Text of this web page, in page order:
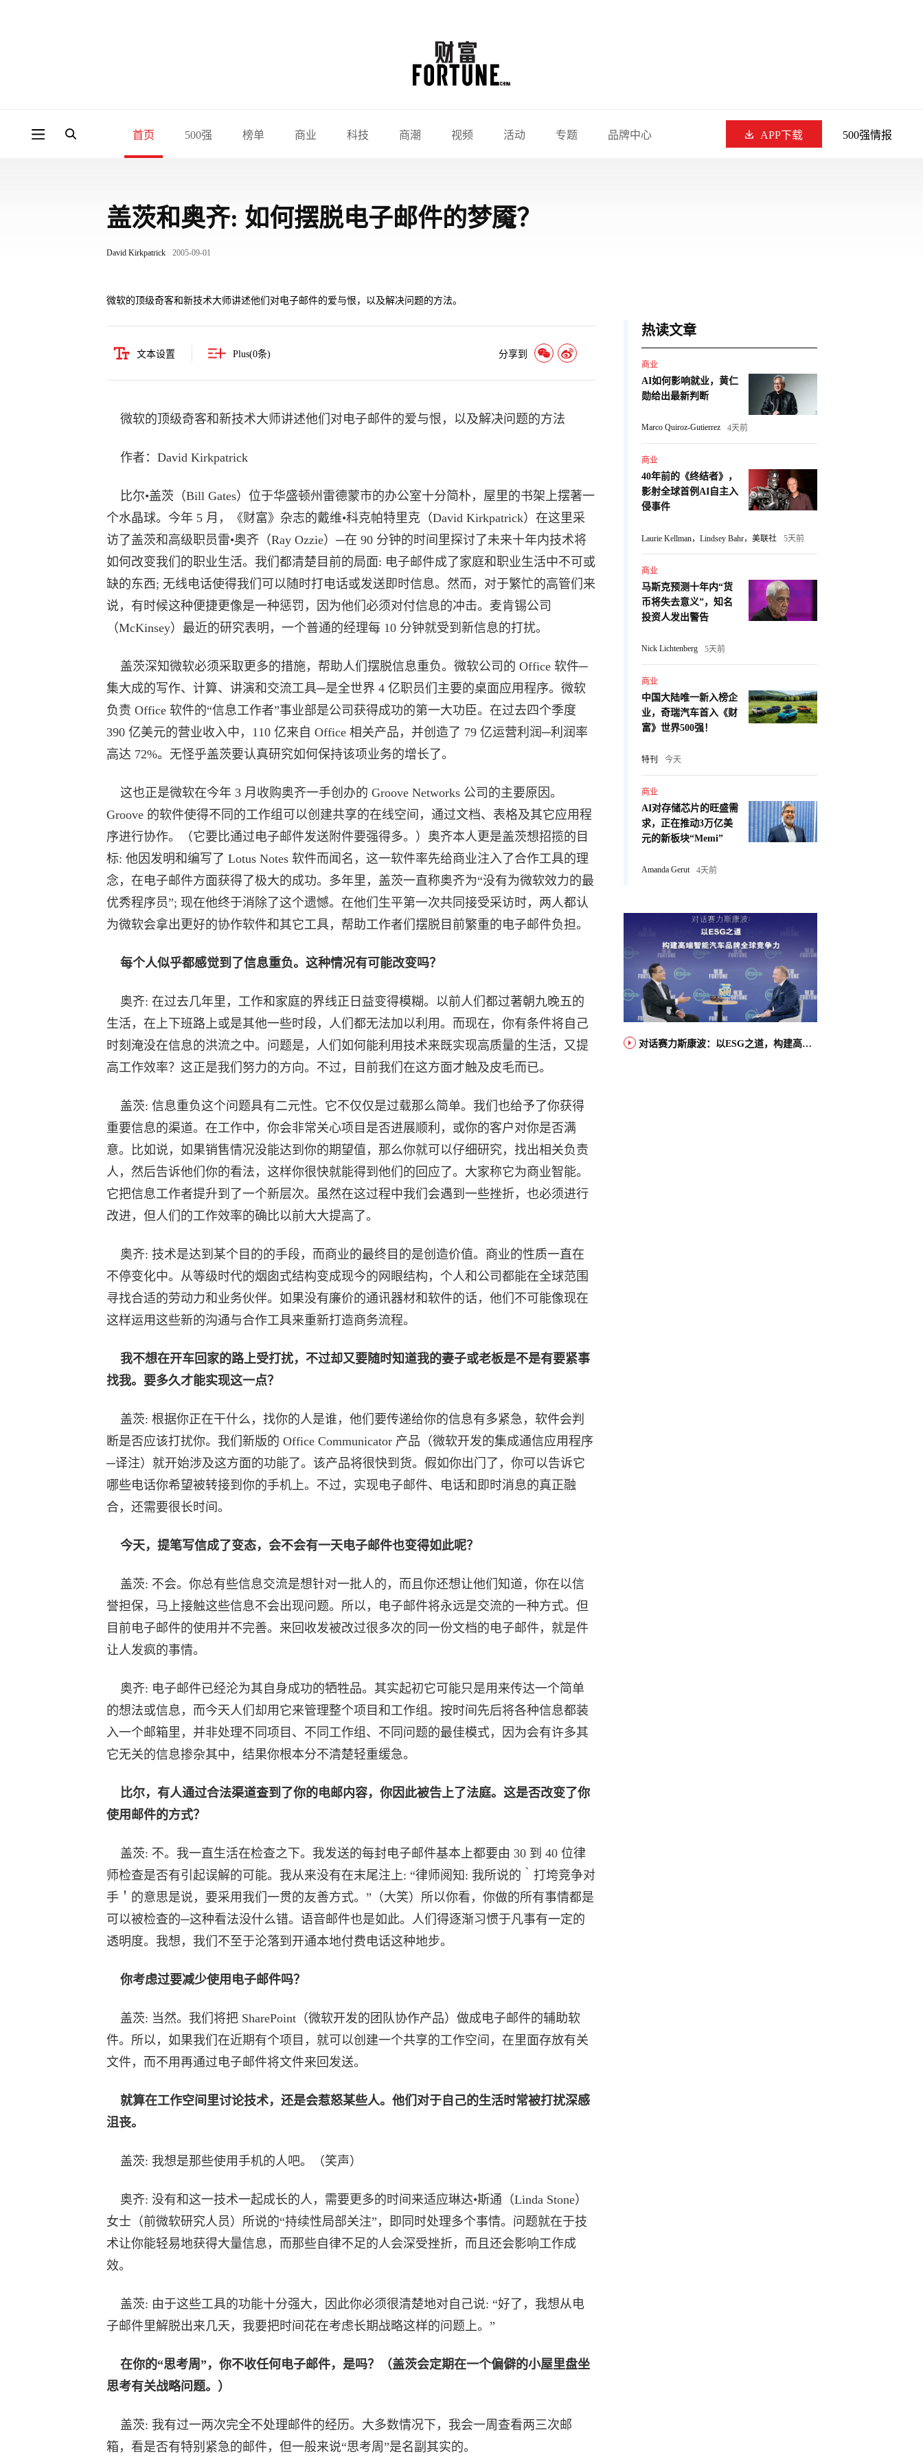
首页 500强 榜单 商业 科技 商潮 视频 活动 专题 品牌中心 APP下载 500强情报
盖茨和奥齐: 如何摆脱电子邮件的梦魇？
David Kirkpatrick 2005-09-01
微软的顶级奇客和新技术大师讲述他们对电子邮件的爱与恨，以及解决问题的方法。
文本设置 Plus(0条) 分享到
微软的顶级奇客和新技术大师讲述他们对电子邮件的爱与恨，以及解决问题的方法
作者：David Kirkpatrick
比尔•盖茨（Bill Gates）位于华盛顿州雷德蒙市的办公室十分简朴，屋里的书架上摆著一
个水晶球。今年 5 月，《财富》杂志的戴维•科克帕特里克（David Kirkpatrick）在这里采
访了盖茨和高级职员雷•奥齐（Ray Ozzie）─在 90 分钟的时间里探讨了未来十年内技术将
如何改变我们的职业生活。我们都清楚目前的局面: 电子邮件成了家庭和职业生活中不可或
缺的东西; 无线电话使得我们可以随时打电话或发送即时信息。然而，对于繁忙的高管们来
说，有时候这种便捷更像是一种惩罚，因为他们必须对付信息的冲击。麦肯锡公司
（McKinsey）最近的研究表明，一个普通的经理每 10 分钟就受到新信息的打扰。
盖茨深知微软必须采取更多的措施，帮助人们摆脱信息重负。微软公司的 Office 软件─
集大成的写作、计算、讲演和交流工具─是全世界 4 亿职员们主要的桌面应用程序。微软
负责 Office 软件的“信息工作者”事业部是公司获得成功的第一大功臣。在过去四个季度
390 亿美元的营业收入中，110 亿来自 Office 相关产品，并创造了 79 亿运营利润─利润率
高达 72%。无怪乎盖茨要认真研究如何保持该项业务的增长了。
这也正是微软在今年 3 月收购奥齐一手创办的 Groove Networks 公司的主要原因。
Groove 的软件使得不同的工作组可以创建共享的在线空间，通过文档、表格及其它应用程
序进行协作。（它要比通过电子邮件发送附件要强得多。）奥齐本人更是盖茨想招揽的目
标: 他因发明和编写了 Lotus Notes 软件而闻名，这一软件率先给商业注入了合作工具的理
念，在电子邮件方面获得了极大的成功。多年里，盖茨一直称奥齐为“没有为微软效力的最
优秀程序员”; 现在他终于消除了这个遗憾。在他们生平第一次共同接受采访时，两人都认
为微软会拿出更好的协作软件和其它工具，帮助工作者们摆脱目前繁重的电子邮件负担。
每个人似乎都感觉到了信息重负。这种情况有可能改变吗？
奥齐: 在过去几年里，工作和家庭的界线正日益变得模糊。以前人们都过著朝九晚五的
生活，在上下班路上或是其他一些时段，人们都无法加以利用。而现在，你有条件将自己
时刻淹没在信息的洪流之中。问题是，人们如何能利用技术来既实现高质量的生活，又提
高工作效率？这正是我们努力的方向。不过，目前我们在这方面才触及皮毛而已。
盖茨: 信息重负这个问题具有二元性。它不仅仅是过载那么简单。我们也给予了你获得
重要信息的渠道。在工作中，你会非常关心项目是否进展顺利，或你的客户对你是否满
意。比如说，如果销售情况没能达到你的期望值，那么你就可以仔细研究，找出相关负责
人，然后告诉他们你的看法，这样你很快就能得到他们的回应了。大家称它为商业智能。
它把信息工作者提升到了一个新层次。虽然在这过程中我们会遇到一些挫折，也必须进行
改进，但人们的工作效率的确比以前大大提高了。
奥齐: 技术是达到某个目的的手段，而商业的最终目的是创造价值。商业的性质一直在
不停变化中。从等级时代的烟囱式结构变成现今的网眼结构，个人和公司都能在全球范围
寻找合适的劳动力和业务伙伴。如果没有廉价的通讯器材和软件的话，他们不可能像现在
这样运用这些新的沟通与合作工具来重新打造商务流程。
我不想在开车回家的路上受打扰，不过却又要随时知道我的妻子或老板是不是有要紧事
找我。要多久才能实现这一点？
盖茨: 根据你正在干什么，找你的人是谁，他们要传递给你的信息有多紧急，软件会判
断是否应该打扰你。我们新版的 Office Communicator 产品（微软开发的集成通信应用程序
─译注）就开始涉及这方面的功能了。该产品将很快到货。假如你出门了，你可以告诉它
哪些电话你希望被转接到你的手机上。不过，实现电子邮件、电话和即时消息的真正融
合，还需要很长时间。
今天，提笔写信成了变态，会不会有一天电子邮件也变得如此呢？
盖茨: 不会。你总有些信息交流是想针对一批人的，而且你还想让他们知道，你在以信
誉担保，马上接触这些信息不会出现问题。所以，电子邮件将永远是交流的一种方式。但
目前电子邮件的使用并不完善。来回收发被改过很多次的同一份文档的电子邮件，就是件
让人发疯的事情。
奥齐: 电子邮件已经沦为其自身成功的牺牲品。其实起初它可能只是用来传达一个简单
的想法或信息，而今天人们却用它来管理整个项目和工作组。按时间先后将各种信息都装
入一个邮箱里，并非处理不同项目、不同工作组、不同问题的最佳模式，因为会有许多其
它无关的信息掺杂其中，结果你根本分不清楚轻重缓急。
比尔，有人通过合法渠道查到了你的电邮内容，你因此被告上了法庭。这是否改变了你
使用邮件的方式？
盖茨: 不。我一直生活在检查之下。我发送的每封电子邮件基本上都要由 30 到 40 位律
师检查是否有引起误解的可能。我从来没有在末尾注上: “律师阅知: 我所说的｀打垮竞争对
手＇的意思是说，要采用我们一贯的友善方式。”（大笑）所以你看，你做的所有事情都是
可以被检查的─这种看法没什么错。语音邮件也是如此。人们得逐渐习惯于凡事有一定的
透明度。我想，我们不至于沦落到开通本地付费电话这种地步。
你考虑过要减少使用电子邮件吗？
盖茨: 当然。我们将把 SharePoint（微软开发的团队协作产品）做成电子邮件的辅助软
件。所以，如果我们在近期有个项目，就可以创建一个共享的工作空间，在里面存放有关
文件，而不用再通过电子邮件将文件来回发送。
就算在工作空间里讨论技术，还是会惹怒某些人。他们对于自己的生活时常被打扰深感
沮丧。
盖茨: 我想是那些使用手机的人吧。（笑声）
奥齐: 没有和这一技术一起成长的人，需要更多的时间来适应琳达•斯通（Linda Stone）
女士（前微软研究人员）所说的“持续性局部关注”，即同时处理多个事情。问题就在于技
术让你能轻易地获得大量信息，而那些自律不足的人会深受挫折，而且还会影响工作成
效。
盖茨: 由于这些工具的功能十分强大，因此你必须很清楚地对自己说: “好了，我想从电
子邮件里解脱出来几天，我要把时间花在考虑长期战略这样的问题上。”
在你的“思考周”，你不收任何电子邮件，是吗？（盖茨会定期在一个偏僻的小屋里盘坐
思考有关战略问题。）
盖茨: 我有过一两次完全不处理邮件的经历。大多数情况下，我会一周查看两三次邮
箱，看是否有特别紧急的邮件，但一般来说“思考周”是名副其实的。
热读文章
商业
AI如何影响就业，黄仁
勋给出最新判断
Marco Quiroz-Gutierrez 4天前
商业
40年前的《终结者》，
影射全球首例AI自主入
侵事件
Laurie Kellman，Lindsey Bahr，美联社 5天前
商业
马斯克预测十年内“货
币将失去意义”，知名
投资人发出警告
Nick Lichtenberg 5天前
商业
中国大陆唯一新入榜企
业，奇瑞汽车首入《财
富》世界500强！
特刊 今天
商业
AI对存储芯片的旺盛需
求，正在推动3万亿美
元的新板块“Memi”
Amanda Gerut 4天前
对话赛力斯康波：以ESG之道，构建高端智能汽车品牌全球竞争力